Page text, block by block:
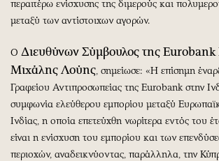
περαιτέρω ενίσχυσης της διμερούς και
μεταξύ των αντίστοιχων αγορών.
Ο Διευθύνων Σύμβουλος της
Μιχάλης Λούης, σημείωσε: «Η επίσημη
Γραφείου Αντιπροσωπείας της Eurobank στην
συμφωνία ελεύθερου εμπορίου μεταξύ
Ινδίας, η οποία επετεύχθη νωρίτερα εντός του
είναι η ενίσχυση του εμπορίου και των
περιοχών, αναδεικνύοντας, παράλληλα, την